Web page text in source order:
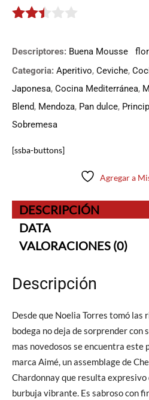
Descriptores: Buena Mousse
Categoria: Aperitivo, Ceviche,
Japonesa, Cocina Mediterránea,
Blend, Mendoza, Pan dulce,
Sobremesa
[ssba-buttons]
Agregar a
DESCRIPCIÓN
DATA
VALORACIONES (0)
Descripción
Desde que Noelia Torres tomó las
bodega no deja de sorprender con
mas novedosos se encuentra
marca Aimé, un assemblage de
Chardonnay que resulta
burbuja vibrante. Es sabroso con